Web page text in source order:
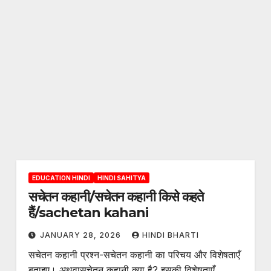
EDUCATION HINDI HINDI SAHITYA
सचेतन कहानी/सचेतन कहानी किसे कहते
हैं/sachetan kahani
JANUARY 28, 2026 HINDI BHARTI
सचेतन कहानी प्रश्न-सचेतन कहानी का परिचय और विशेषताएँ